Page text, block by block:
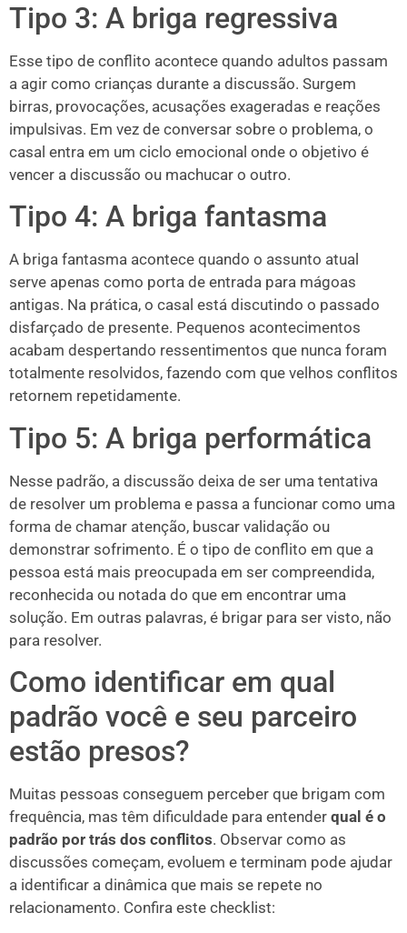
Tipo 3: A briga regressiva
Esse tipo de conflito acontece quando adultos passam
a agir como crianças durante a discussão. Surgem
birras, provocações, acusações exageradas e reações
impulsivas. Em vez de conversar sobre o problema, o
casal entra em um ciclo emocional onde o objetivo é
vencer a discussão ou machucar o outro.
Tipo 4: A briga fantasma
A briga fantasma acontece quando o assunto atual
serve apenas como porta de entrada para mágoas
antigas. Na prática, o casal está discutindo o passado
disfarçado de presente. Pequenos acontecimentos
acabam despertando ressentimentos que nunca foram
totalmente resolvidos, fazendo com que velhos conflitos
retornem repetidamente.
Tipo 5: A briga performática
Nesse padrão, a discussão deixa de ser uma tentativa
de resolver um problema e passa a funcionar como uma
forma de chamar atenção, buscar validação ou
demonstrar sofrimento. É o tipo de conflito em que a
pessoa está mais preocupada em ser compreendida,
reconhecida ou notada do que em encontrar uma
solução. Em outras palavras, é brigar para ser visto, não
para resolver.
Como identificar em qual
padrão você e seu parceiro
estão presos?
Muitas pessoas conseguem perceber que brigam com
frequência, mas têm dificuldade para entender qual é o
padrão por trás dos conflitos. Observar como as
discussões começam, evoluem e terminam pode ajudar
a identificar a dinâmica que mais se repete no
relacionamento. Confira este checklist: